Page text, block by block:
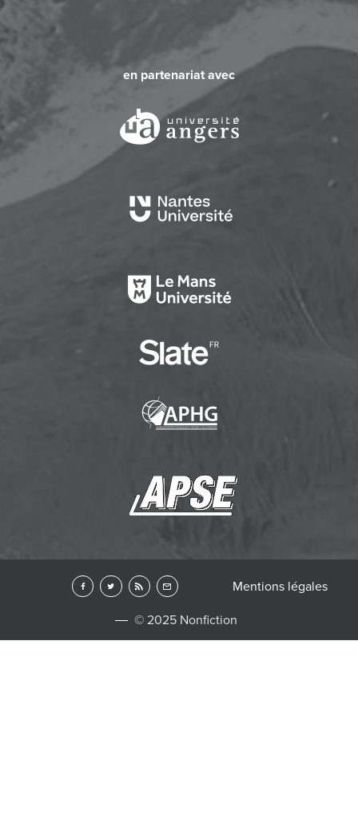
en partenariat avec
© 2025 Nonfiction
Mentions légales